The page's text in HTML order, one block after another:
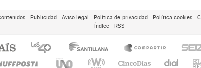
Publicidad Aviso legal Política de privacidad Política cookies
Índice
RSS